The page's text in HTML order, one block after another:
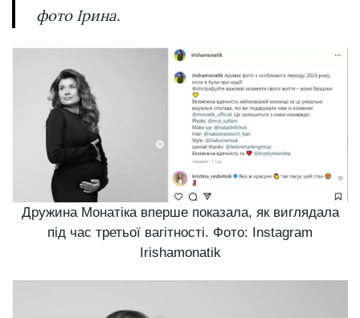
фото Ірина.
Дружина Монатіка вперше показала, як виглядала
під час третьої вагітності. Фото: Instagram
Irishamonatik